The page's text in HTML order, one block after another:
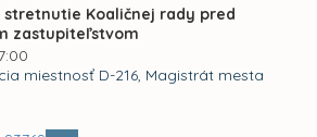
stretnutie Koaličnej rady pred
zastupiteľstvom
miestnosť D-216, Magistrát mesta